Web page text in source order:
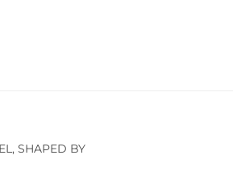
SHAPED BY